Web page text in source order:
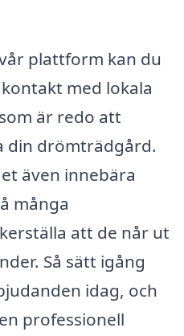
plattform kan du
med lokala
är redo att
din drömträdgård.
även innebära
många
att de når ut
Så sätt igång
idag, och
professionell